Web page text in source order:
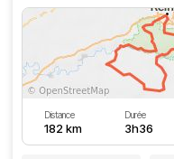
Distance
182 km
Durée
3h36